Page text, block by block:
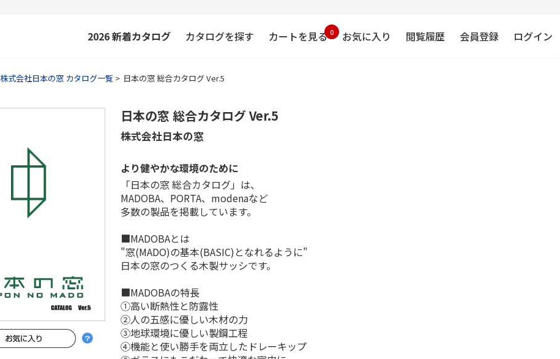
2026新着カタログ カタログを探す カートを見る 0 お気に入り 閲覧履歴 会員登録 ログイン
株式会社日本の窓 カタログ一覧 日本の窓 総合カタログ Ver.5
日本の窓 総合カタログ Ver.5
株式会社日本の窓
より健やかな環境のために
「日本の窓 総合カタログ」は、
MADOBA、PORTA、modenaなど
多数の製品を掲載しています。
■MADOBAとは
"窓(MADO)の基本(BASIC)となれるように"
日本の窓のつくる木製サッシです。
■MADOBAの特長
①高い断熱性と防露性
②人の五感に優しい木材の力
③地球環境に優しい製鋼工程
④機能と使い勝手を両立したドレーキップ